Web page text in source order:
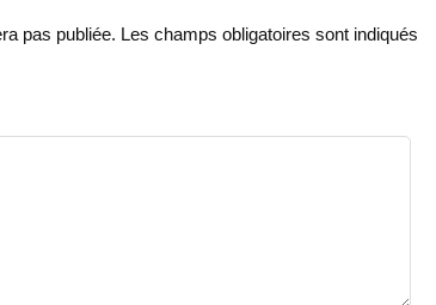
pas publiée. Les champs obligatoires sont indiqués